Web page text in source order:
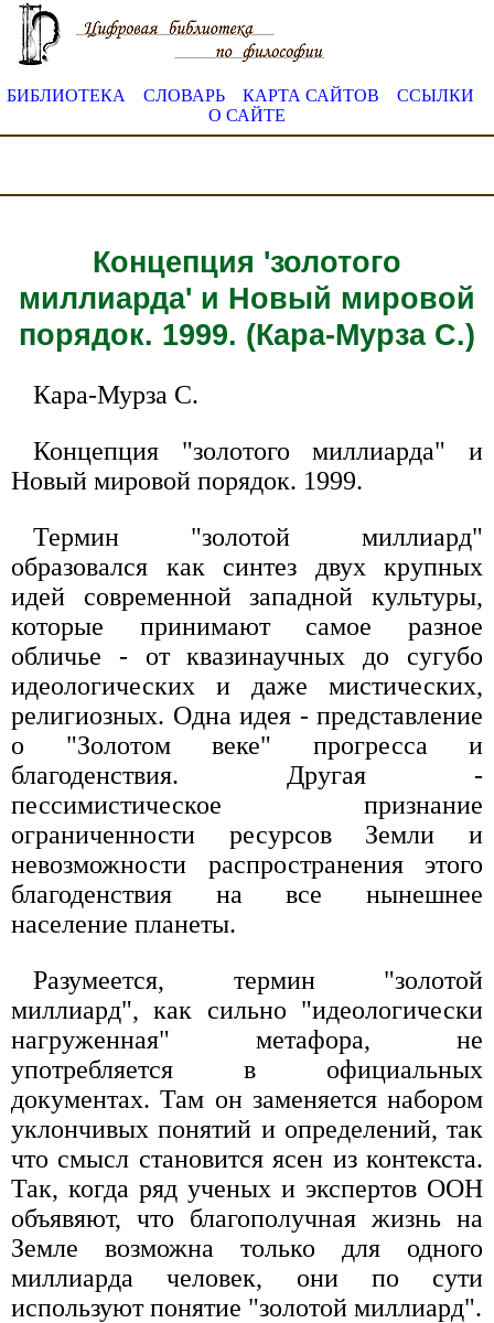
БИБЛИОТЕКА СЛОВАРЬ КАРТА САЙТОВ
ССЫЛКИ
О САЙТЕ
Концепция 'золотого
миллиарда' и Новый мировой
порядок. 1999. (Кара-Мурза С.)
Кара-Мурза С.
Концепция "золотого миллиарда" и
Новый мировой порядок. 1999.
Термин "золотой миллиард"
образовался как синтез двух крупных
идей современной западной культуры,
которые принимают самое разное
обличье - от квазинаучных до сугубо
идеологических и даже мистических,
религиозных. Одна идея - представление
о "Золотом веке" прогресса и
благоденствия. Другая -
пессимистическое признание
ограниченности ресурсов Земли и
невозможности распространения этого
благоденствия на все нынешнее
население планеты.
Разумеется, термин "золотой
миллиард", как сильно "идеологически
нагруженная" метафора, не
употребляется в официальных
документах. Там он заменяется набором
уклончивых понятий и определений, так
что смысл становится ясен из контекста.
Так, когда ряд ученых и экспертов ООН
объявяют, что благополучная жизнь на
Земле возможна только для одного
миллиарда человек, они по сути
используют понятие "золотой миллиард".